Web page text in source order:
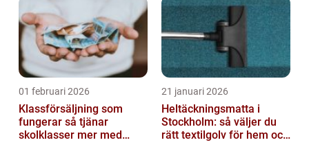
01 februari 2026
Klassförsäljning som
fungerar så tjänar
skolklasser mer med
21 januari 2026
Heltäckningsmatta i
Stockholm: så väljer du
rätt textilgolv för hem och